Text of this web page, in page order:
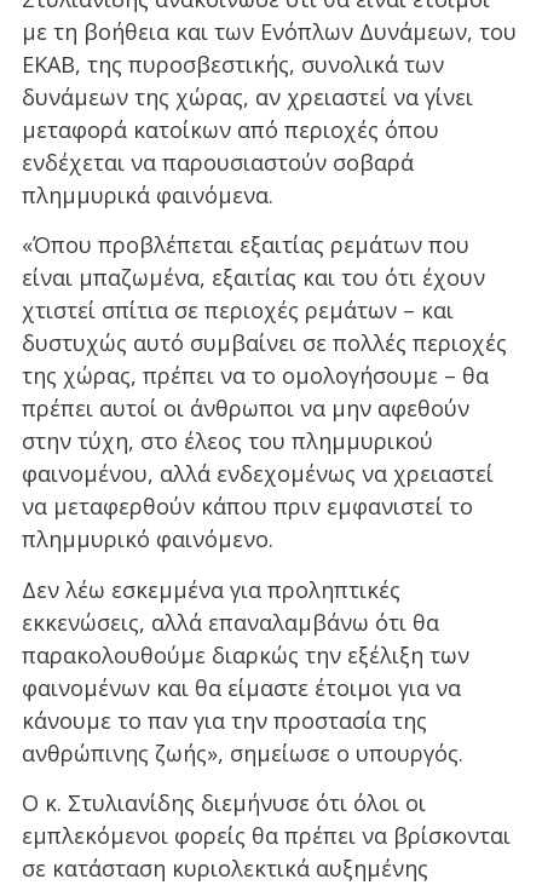
με τη βοήθεια και των Ενόπλων Δυνάμεων, του
ΕΚΑΒ, της πυροσβεστικής, συνολικά των
δυνάμεων της χώρας, αν χρειαστεί να γίνει
μεταφορά κατοίκων από περιοχές όπου
ενδέχεται να παρουσιαστούν σοβαρά
πλημμυρικά φαινόμενα.
«Όπου προβλέπεται εξαιτίας ρεμάτων που
είναι μπαζωμένα, εξαιτίας και του ότι έχουν
χτιστεί σπίτια σε περιοχές ρεμάτων – και
δυστυχώς αυτό συμβαίνει σε πολλές περιοχές
της χώρας, πρέπει να το ομολογήσουμε – θα
πρέπει αυτοί οι άνθρωποι να μην αφεθούν
στην τύχη, στο έλεος του πλημμυρικού
φαινομένου, αλλά ενδεχομένως να χρειαστεί
να μεταφερθούν κάπου πριν εμφανιστεί το
πλημμυρικό φαινόμενο.
Δεν λέω εσκεμμένα για προληπτικές
εκκενώσεις, αλλά επαναλαμβάνω ότι θα
παρακολουθούμε διαρκώς την εξέλιξη των
φαινομένων και θα είμαστε έτοιμοι για να
κάνουμε το παν για την προστασία της
ανθρώπινης ζωής», σημείωσε ο υπουργός.
Ο κ. Στυλιανίδης διεμήνυσε ότι όλοι οι
εμπλεκόμενοι φορείς θα πρέπει να βρίσκονται
σε κατάσταση κυριολεκτικά αυξημένης